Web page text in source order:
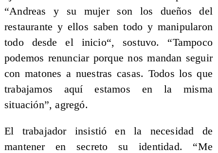
“Andreas y su mujer son los dueños del
restaurante y ellos saben todo y manipularon
todo desde el inicio“, sostuvo. “Tampoco
podemos renunciar porque nos mandan seguir
con matones a nuestras casas. Todos los que
trabajamos aquí estamos en la misma
situación”, agregó.
El trabajador insistió en la necesidad de
mantener en secreto su identidad. “Me